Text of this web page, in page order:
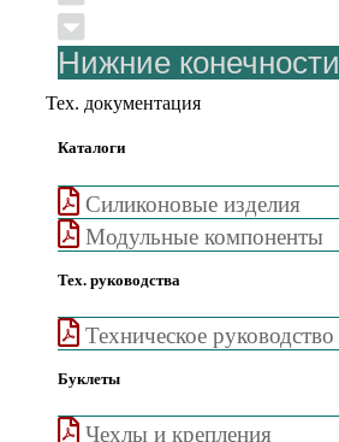
Нижние конечности
Тех. документация
Каталоги
Cиликоновые изделия
Модульные компоненты
Тех. руководства
Техническое руководство
Буклеты
Чехлы и крепления